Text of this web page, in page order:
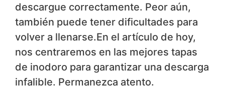
descargue correctamente. Peor aún,
también puede tener dificultades para
volver a llenarse.En el artículo de hoy,
nos centraremos en las mejores tapas
de inodoro para garantizar una descarga
infalible. Permanezca atento.